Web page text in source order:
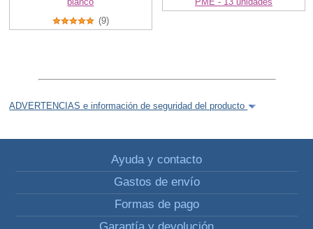
(9)
ADVERTENCIAS e información de seguridad del producto
Ayuda y contacto
Gastos de envío
Formas de pago